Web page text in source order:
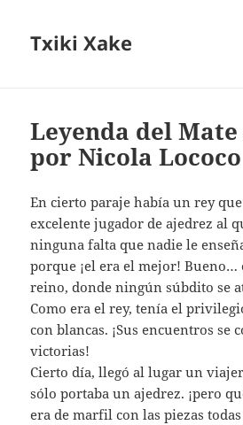
Txiki Xake
Leyenda del
por Nicola Lococo
En cierto paraje había un rey
excelente jugador de ajedrez al
ninguna falta que nadie le
porque ¡el era el mejor! Bueno…
reino, donde ningún súbdito se
Como era el rey, tenía el
con blancas. ¡Sus encuentros se
victorias!
Cierto día, llegó al lugar un
sólo portaba un ajedrez. ¡pero
era de marfil con las piezas